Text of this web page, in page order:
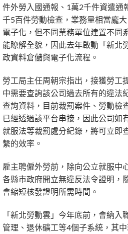
件外勞入國通報、1萬2千件資遣通
千5百件勞動檢查，業務量相當龐
電子化，但不同業務單位建置不同
能瞭解全貌，因此去年啟動「新北
政資料倉儲與電子化流程。
勞工局主任周朝宗指出，接獲勞工
中需要查詢該公司過去所有的違法
查詢資料，目前裁罰案件、勞動檢
已經透過該平台串接，因此公司如
就服法等裁罰處分紀錄，將可立即
繫的效率。
雇主聘僱外勞前，除向公立就服中
各縣市政府開立無違反法令證明，
會縮短核發證明所需時間。
「新北勞動雲」今年底前，會納
管理、退休礦工等4個子系統，其